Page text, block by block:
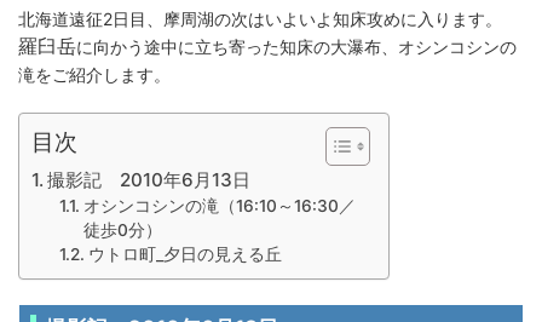
北海道遠征2日目、摩周湖の次はいよいよ知床攻めに入ります。
羅臼岳に向かう途中に立ち寄った知床の大瀑布、オシンコシンの
滝をご紹介します。
目次
撮影記 2010年6月13日
オシンコシンの滝（16:10～16:30／
徒歩0分）
ウトロ町_夕日の見える丘